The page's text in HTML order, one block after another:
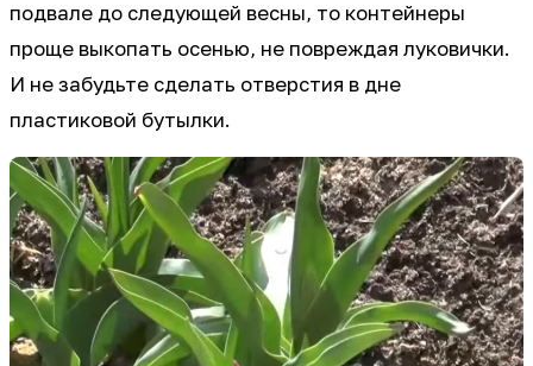
подвале до следующей весны, то контейнеры
проще выкопать осенью, не повреждая луковички.
И не забудьте сделать отверстия в дне
пластиковой бутылки.